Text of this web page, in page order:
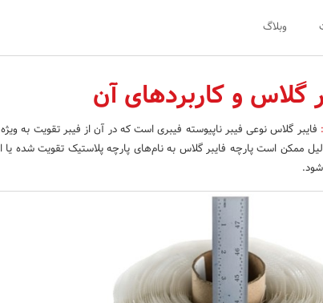
وبلاگ
گلاس و کاربردهای آن
: فایبر گلاس نوعی فیبر ناپیوسته فیبری است که در آن از فیبر تقویت به
ممکن است پارچه فایبر گلاس به نام‌های پارچه پلاستیک تقویت شده یا